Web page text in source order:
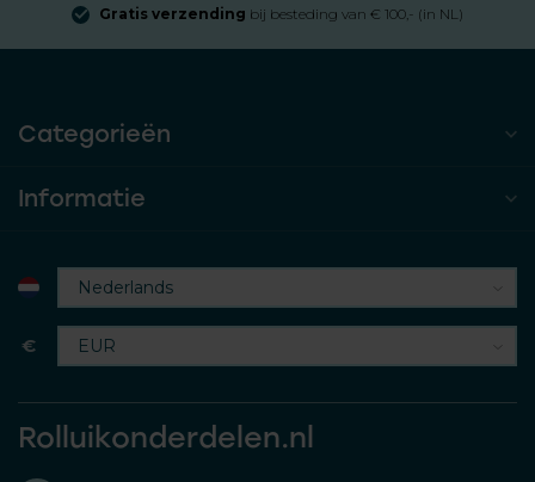
Gratis verzending bij besteding van € 100,- (in NL)
Categorieën
Informatie
€
Rolluikonderdelen.nl